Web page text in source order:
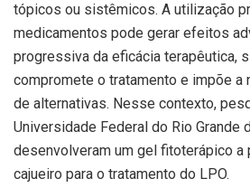
tópicos ou sistêmicos. A utilização
medicamentos pode gerar efeitos
progressiva da eficácia terapêutica,
compromete o tratamento e impõe a
de alternativas. Nesse contexto,
Universidade Federal do Rio Grande
desenvolveram um gel fitoterápico a
cajueiro para o tratamento do LPO.